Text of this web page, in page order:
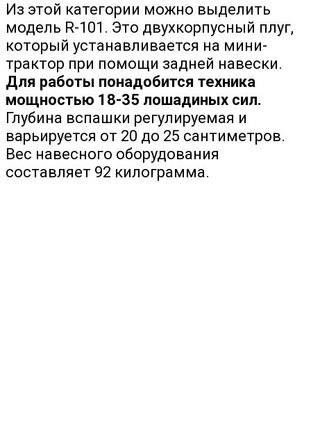
Из этой категории можно выделить
модель R-101. Это двухкорпусный плуг,
который устанавливается на мини-
трактор при помощи задней навески.
Для работы понадобится техника
мощностью 18-35 лошадиных сил.
Глубина вспашки регулируемая и
варьируется от 20 до 25 сантиметров.
Вес навесного оборудования
составляет 92 килограмма.